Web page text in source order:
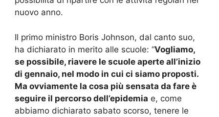
nuovo anno.
Il primo ministro Boris Johnson, dal canto suo,
ha dichiarato in merito alle scuole: “Vogliamo,
se possibile, riavere le scuole aperte all’inizio
di gennaio, nel modo in cui ci siamo proposti.
Ma ovviamente la cosa più sensata da fare è
seguire il percorso dell’epidemia e, come
abbiamo dichiarato sabato scorso, tenere le